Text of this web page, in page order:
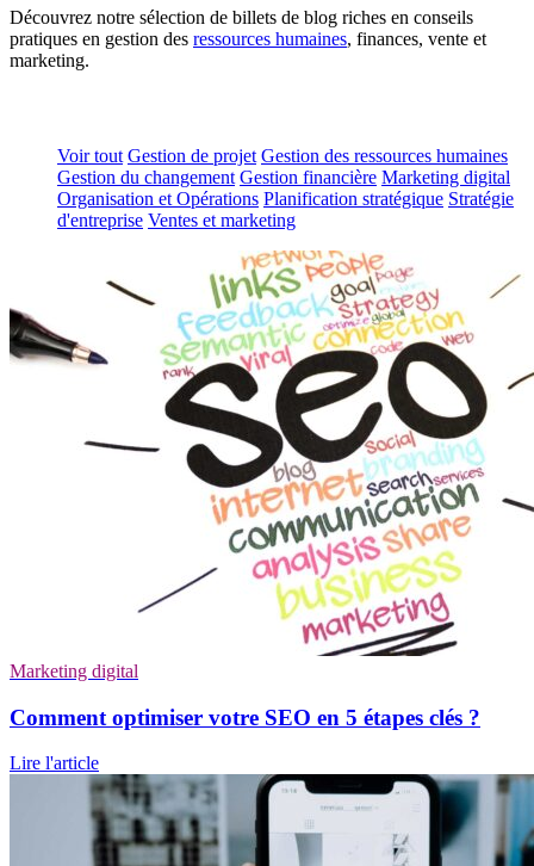
Découvrez notre sélection de billets de blog riches en conseils
pratiques en gestion des ressources humaines, finances, vente et
marketing.
Voir tout Gestion de projet Gestion des ressources humaines
Gestion du changement Gestion financière Marketing digital
Organisation et Opérations Planification stratégique Stratégie
d'entreprise Ventes et marketing
Marketing digital
Comment optimiser votre SEO en 5 étapes clés ?
Lire l'article